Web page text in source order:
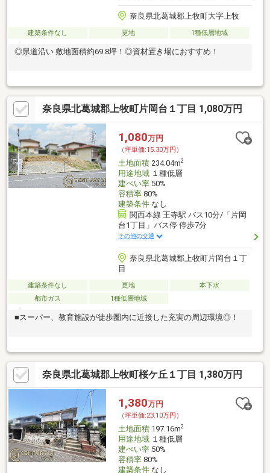
奈良県北葛城郡上牧町大字上牧
建築条件なし 更地 1種低層地域
◎県道沿い 敷地面積約69.8坪！◎資材置き場におすすめ！
奈良県北葛城郡上牧町片岡台１丁目 1,080万円
1,080万円
（坪単価:15.30万円）
土地面積234.04m2
用途地域１種低層
建ぺい率50%
容積率80%
建築条件なし
関西本線 王寺駅 バス10分/「片岡
台1丁目」バス停 停歩7分
その他の交通
奈良県北葛城郡上牧町片岡台１丁
目
建築条件なし 更地
本下水
都市ガス
1種低層地域
■スーパー、教育施設が徒歩圏内に近接した充実の周辺環境◎！
奈良県北葛城郡上牧町桜ケ丘１丁目 1,380万円
1,380万円
（坪単価:23.10万円）
土地面積197.16m2
用途地域１種低層
建ぺい率50%
容積率80%
建築条件なし